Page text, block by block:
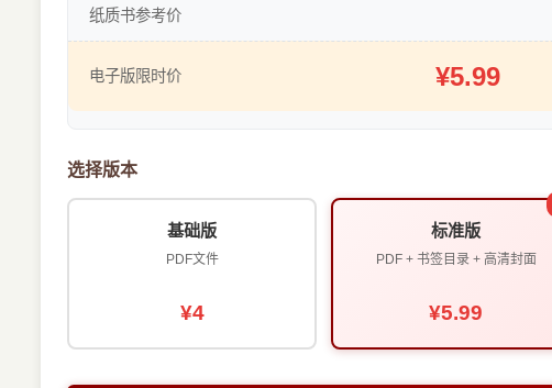
纸质书参考价
电子版限时价 ¥5.99
选择版本
基础版
PDF文件
¥4
标准版
PDF + 书签目录 + 高清封面
¥5.99